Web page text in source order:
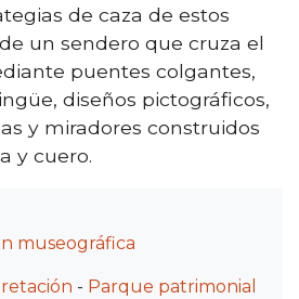
de caza de estos
un sendero que cruza el
puentes colgantes,
diseños pictográficos,
y miradores construidos
y cuero.
museográfica
- Parque patrimonial